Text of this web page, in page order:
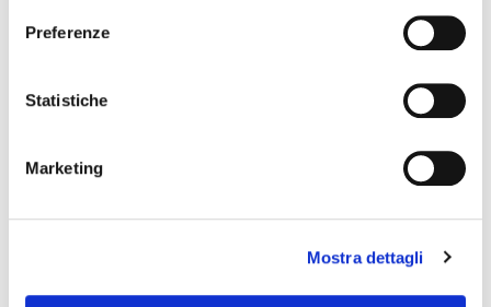
raccogliere informazioni sulla tua posizione
geografica, con un'approssimazione di qualche
Identificare il tuo dispositivo, scansionandolo
Approfondisci come vengono elaborati i tuoi dati personali
Preferenze
Statistiche
Marketing
Mostra dettagli
-42%